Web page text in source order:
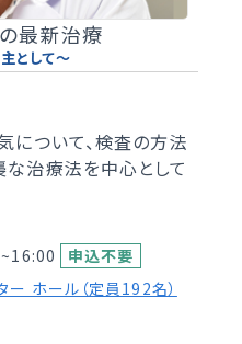
最新治療
として～
について、検査の方法
治療法を中心として
申込不要
ホール（定員192名）